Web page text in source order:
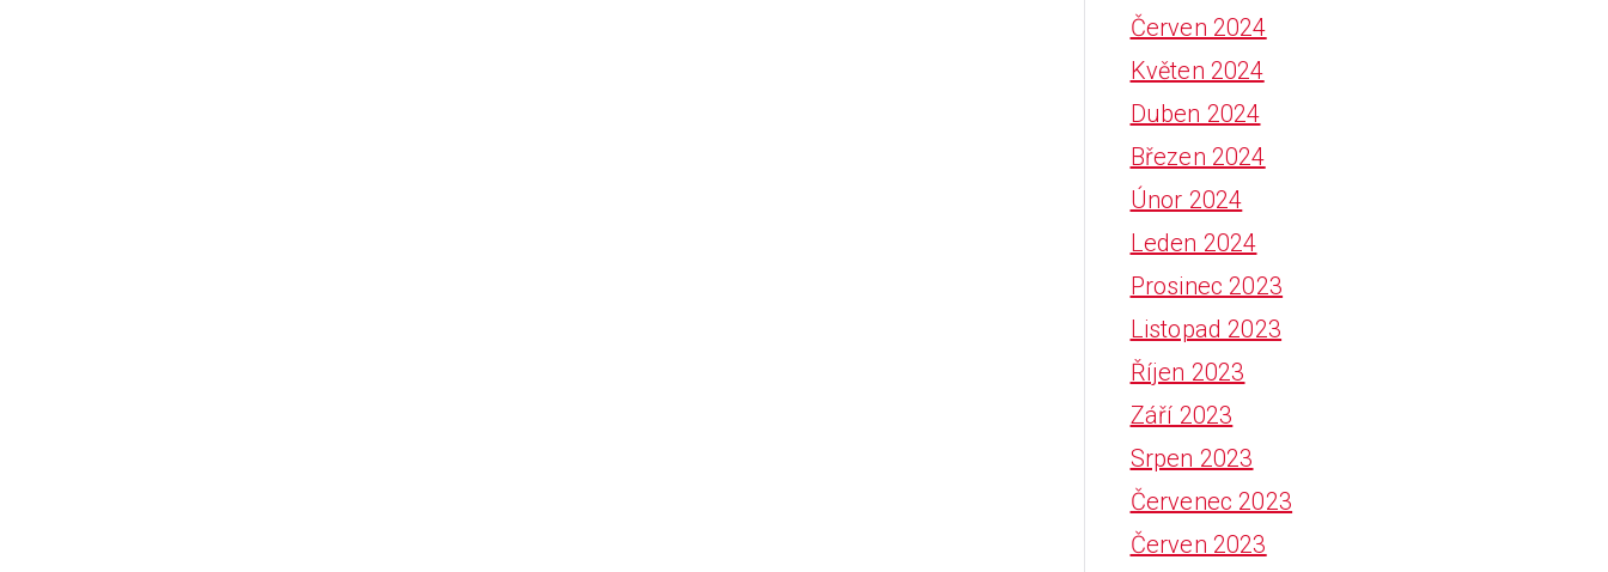
Červen 2024
Květen 2024
Duben 2024
Březen 2024
Únor 2024
Leden 2024
Prosinec 2023
Listopad 2023
Říjen 2023
Září 2023
Srpen 2023
Červenec 2023
Červen 2023